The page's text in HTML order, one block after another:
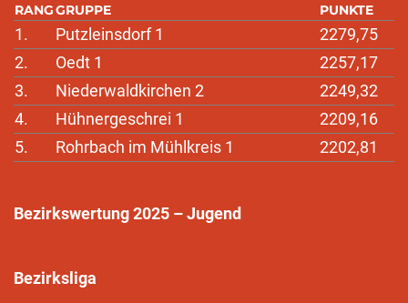
RANGGRUPPE PUNKTE
1. Putzleinsdorf 1
2279,75
2.
Oedt 1
2257,17
3.
Niederwaldkirchen 2
2249,32
4.
Hühnergeschrei 1
2209,16
5.
Rohrbach im Mühlkreis 1 2202,81
Bezirkswertung 2025 – Jugend
Bezirksliga